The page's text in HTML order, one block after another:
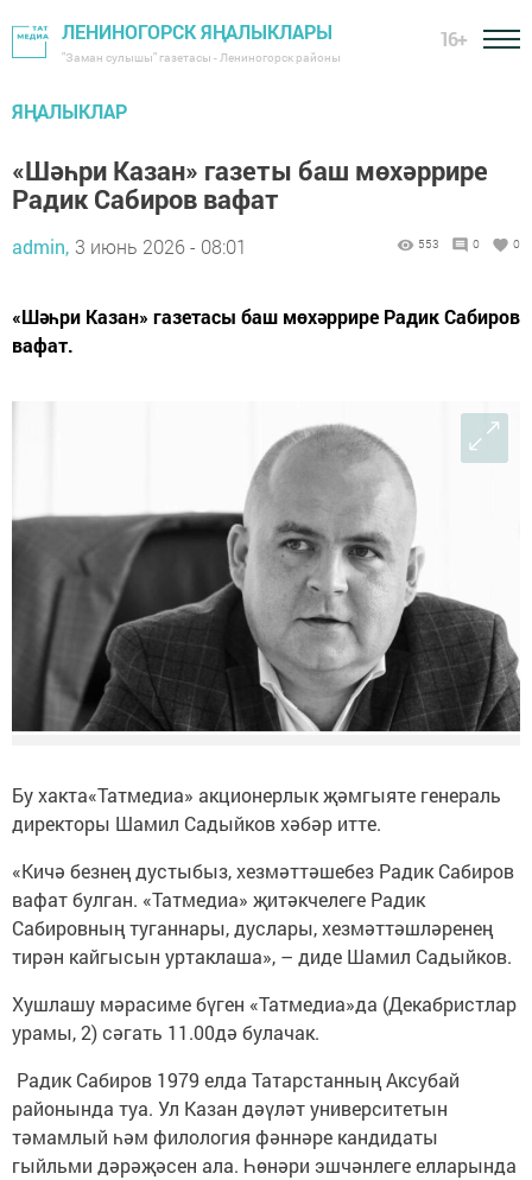
ЛЕНИНОГОРСК ЯҢАЛЫКЛАРЫ
"Заман сулышы" газетасы - Лениногорск районы
16+
ЯҢАЛЫКЛАР
«Шәһри Казан» газеты баш мөхәррире
Радик Сабиров вафат
admin, 3 июнь 2026 - 08:01 553 0 0
«Шәһри Казан» газетасы баш мөхәррире Радик Сабиров
вафат.
Бу хакта«Татмедиа» акционерлык җәмгыяте генераль
директоры Шамил Садыйков хәбәр итте.
«Кичә безнең дустыбыз, хезмәттәшебез Радик Сабиров
вафат булган. «Татмедиа» җитәкчелеге Радик
Сабировның туганнары, дуслары, хезмәттәшләренең
тирән кайгысын уртаклаша», – диде Шамил Садыйков.
Хушлашу мәрасиме бүген «Татмедиа»да (Декабристлар
урамы, 2) сәгать 11.00дә булачак.
Радик Сабиров 1979 елда Татарстанның Аксубай
районында туа. Ул Казан дәүләт университетын
тәмамлый һәм филология фәннәре кандидаты
гыйльми дәрәҗәсен ала. Һөнәри эшчәнлеге елларында